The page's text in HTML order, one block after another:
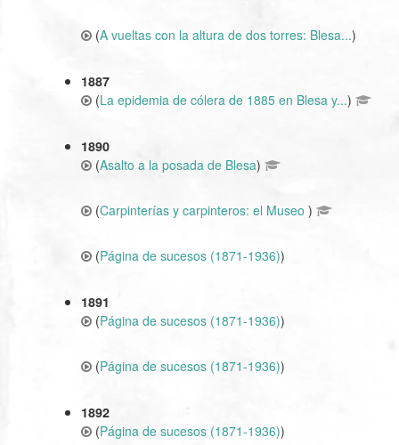
(A vueltas con la altura de dos torres: Blesa...)
1887
(La epidemia de cólera de 1885 en Blesa y...)
1890
(Asalto a la posada de Blesa)
(Carpinterías y carpinteros: el Museo)
(Página de sucesos (1871-1936))
1891
(Página de sucesos (1871-1936))
(Página de sucesos (1871-1936))
1892
(Página de sucesos (1871-1936))